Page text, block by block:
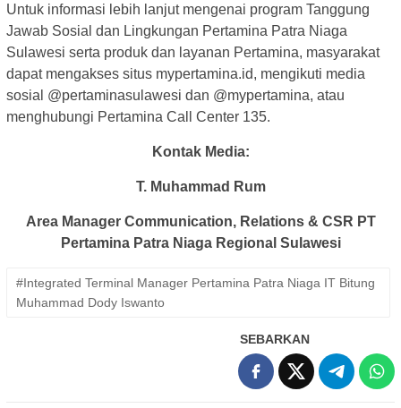
Untuk informasi lebih lanjut mengenai program Tanggung
Jawab Sosial dan Lingkungan Pertamina Patra Niaga
Sulawesi serta produk dan layanan Pertamina, masyarakat
dapat mengakses situs mypertamina.id, mengikuti media
sosial @pertaminasulawesi dan @mypertamina, atau
menghubungi Pertamina Call Center 135.
Kontak Media:
T. Muhammad Rum
Area Manager Communication, Relations & CSR PT
Pertamina Patra Niaga Regional Sulawesi
#Integrated Terminal Manager Pertamina Patra Niaga IT Bitung
Muhammad Dody Iswanto
SEBARKAN